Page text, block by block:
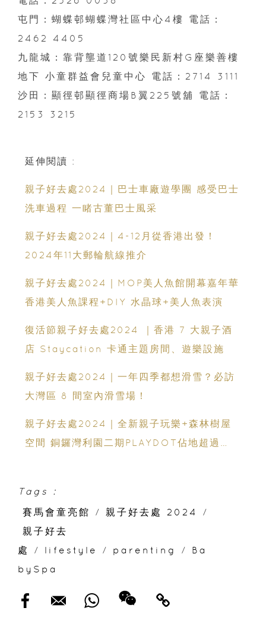
屯門：蝴蝶邨蝴蝶灣社區中心4樓 電話：
2462 4405
九龍城：靠背壟道120號樂民新村G座樂善樓
地下 小童群益會兒童中心 電話：2714 3111
沙田：顯徑邨顯徑商場B翼225號舖 電話：
2153 3215
延伸閱讀 :
親子好去處2024｜巴士車廠遊學團 感受巴士
洗車過程 一睹古董巴士風采
親子好去處2024｜4-12月從香港出發！
2024年11大郵輪航線推介
親子好去處2024｜MOP美人魚館開幕嘉年華
香港美人魚課程+DIY 水晶球+美人魚表演
復活節親子好去處2024 ｜香港 7 大親子酒
店 Staycation 卡通主題房間、遊樂設施
親子好去處2024｜一年四季都想滑雪？必訪
大灣區 8 間室內滑雪場！
親子好去處2024｜全新親子玩樂+森林樹屋
空間 銅鑼灣利園二期PLAYDOT佔地超過
Tags :
賽馬會童亮館
/ 親子好去處 2024
/
親子好去
處
/ lifestyle / parenting /
Ba
bySpa